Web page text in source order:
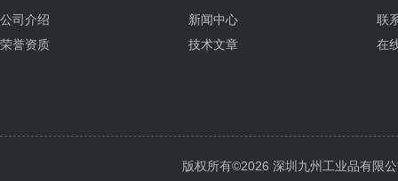
公司介绍
荣誉资质
新闻中心
技术文章
联
在
版权所有©2026 深圳九州工业品有限